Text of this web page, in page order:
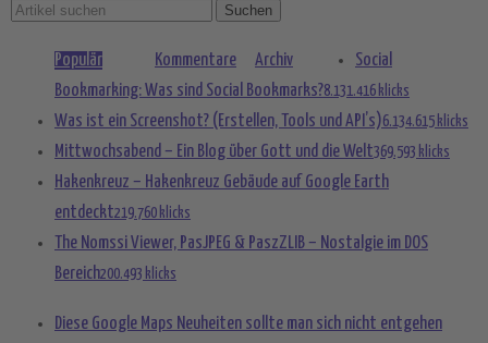
Populär Kommentare Archiv
Social
Bookmarking: Was sind Social Bookmarks?8.131.416 klicks
Was ist ein Screenshot? (Erstellen, Tools und API’s)6.134.615 klicks
Mittwochsabend – Ein Blog über Gott und die Welt369.593 klicks
Hakenkreuz – Hakenkreuz Gebäude auf Google Earth
entdeckt219.760 klicks
The Nomssi Viewer, PasJPEG & PaszZLIB – Nostalgie im DOS
Bereich200.493 klicks
Diese Google Maps Neuheiten sollte man sich nicht entgehen